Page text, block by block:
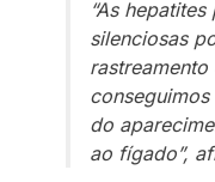
“As
silenciosas
do
ao fígado”,